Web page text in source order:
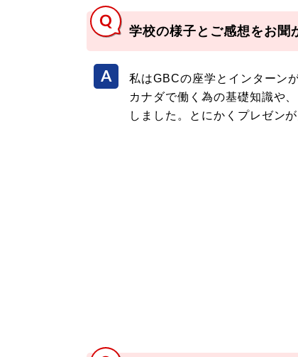
学校の様子とご感想をお聞
私はGBCの座学とインターン
カナダで働く為の基礎知識や
しました。とにかくプレゼン